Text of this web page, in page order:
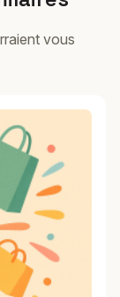
vous